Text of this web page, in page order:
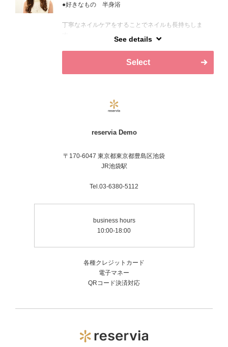
●好きなもの 半身浴
丁寧なネイルケアをすることでネイルも長持ちしま
See details
Select
reservia Demo
〒170-6047 東京都東京都豊島区池袋
JR池袋駅
Tel.03-6380-5112
business hours
10:00-18:00
各種クレジットカード
電子マネー
QRコード決済対応